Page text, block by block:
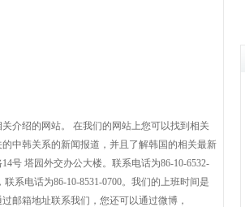
介绍的网站。 在我们的网站上您可以找到相关
中韩关系的新闻报道，并且了解韩国的相关最新
号 塔园外交办公大楼。联系电话为86-10-6532-
系电话为86-10-8531-0700。我们的上班时间是
邮箱地址联系我们，您还可以通过微博，